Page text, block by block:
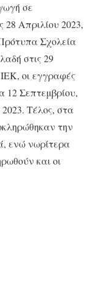
σε
28 Απριλίου 2023,
Σχολεία
στις 29
οι εγγραφές
12 Σεπτεμβρίου,
2023. Τέλος, στα
την
ενώ νωρίτερα
και οι